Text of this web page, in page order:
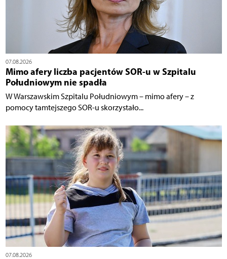
07.08.2026
Mimo afery liczba pacjentów SOR-u w Szpitalu
Południowym nie spadła
W Warszawskim Szpitalu Południowym – mimo afery – z
pomocy tamtejszego SOR-u skorzystało...
07.08.2026